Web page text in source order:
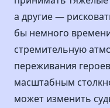
а другие —
бы немного
стремительную
переживания
масштабным
может изменить